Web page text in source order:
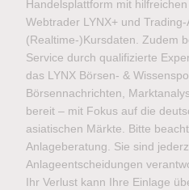
Handelsplattform mit
Webtrader LYNX+ und
(Realtime-)Kursdaten. Zudem
Service durch qualifizierte
das LYNX Börsen- &
Börsennachrichten,
bereit – mit Fokus auf die
asiatischen Märkte. Bitte
Anlageberatung. Sie sind
Anlageentscheidungen
Ihr Verlust kann Ihre Einlage